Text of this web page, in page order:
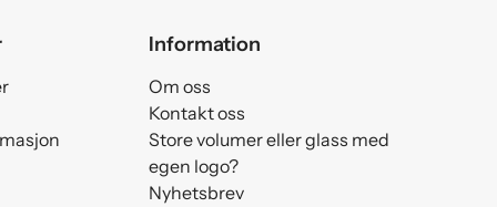
Information
Om oss
Kontakt oss
Store volumer eller glass med
egen logo?
Nyhetsbrev